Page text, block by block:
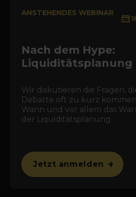
ANSTEHENDES WEBINAR
Nach dem Hype:
Liquiditätsplanung
Wir diskutieren die Fragen,
Debatte oft zu kurz
Wann und vor allem das
der Liquiditätsplanung.
Jetzt anmelden